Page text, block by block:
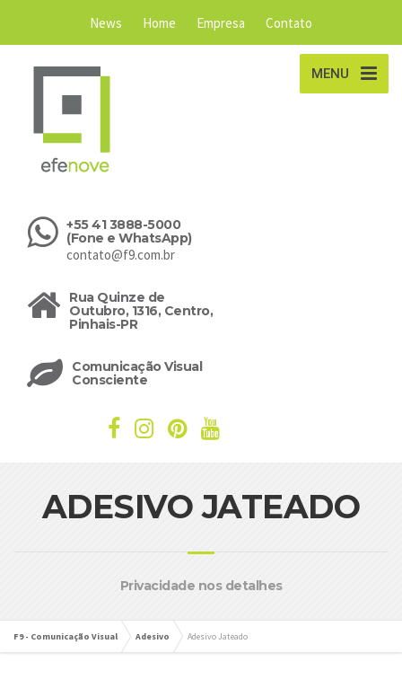
News Home Empresa Contato
MENU
+55 41 3888-5000
(Fone e WhatsApp)
contato@f9.com.br
Rua Quinze de
Outubro, 1316, Centro,
Pinhais-PR
Comunicação Visual
Consciente
ADESIVO JATEADO
Privacidade nos detalhes
F9 - Comunicação Visual Adesivo Adesivo Jateado